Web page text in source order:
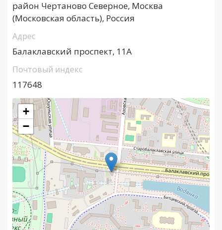
район Чертаново Северное, Москва
(Московская область), Россия
Адрес
Балаклавский проспект, 11А
Почтовый индекс
117648
+
−